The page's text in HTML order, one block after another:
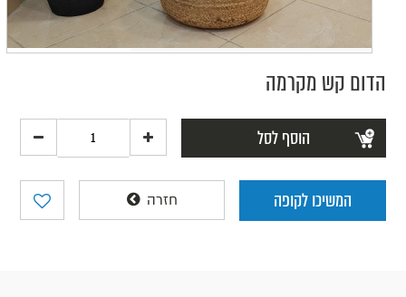
הדום קש מקרמה
הוסף לסל
המשיכו לקופה חזרה